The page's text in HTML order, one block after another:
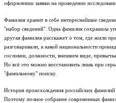
оформлении заявки на проведение
Фамилия хранит в себе интереснейшие
"набор сведений". Одна фамилия сохранила
другая фамилия расскажет о том, где жили
разговаривали, к какой национальности
сословии, должности, внешнем виде,
Но всё это можно восстановить лишь при
"фамильному" поиску.
История происхождения российских фамилий
Поэтому полное собрание современных